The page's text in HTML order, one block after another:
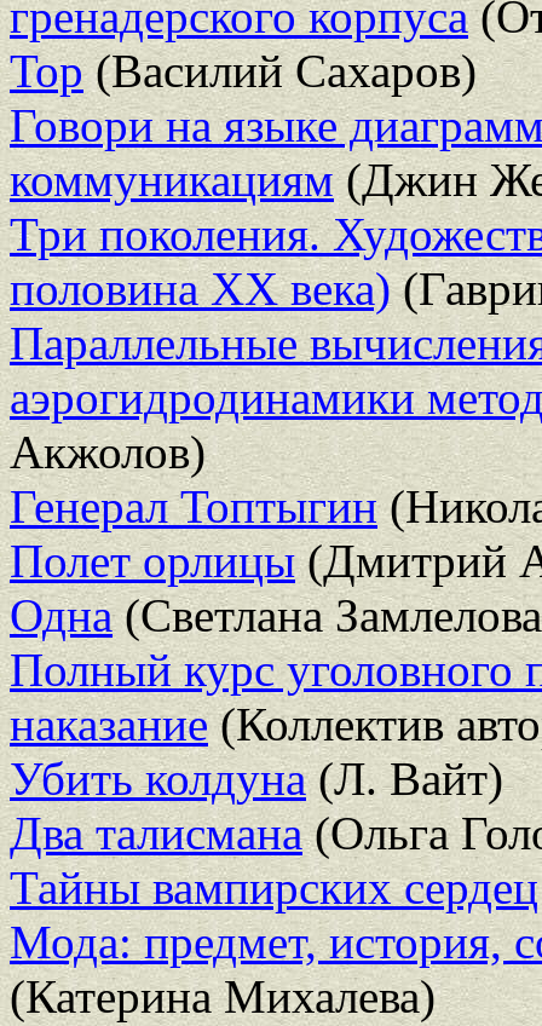
гренадерского корпуса
Тор(Василий Сахаров)
Говори на языке
коммуникациям(Джин
Три поколения.
половина ХХ века)
Параллельные
аэрогидродинамики
Акжолов)
Генерал Топтыгин
Полет орлицы(Дмитрий
Одна(Светлана
Полный курс уголовного
наказание(Коллектив
Убить колдуна(Л. Вайт)
Два талисмана(Ольга
Тайны вампирских сердец
Мода: предмет, история,
(Катерина Михалева)